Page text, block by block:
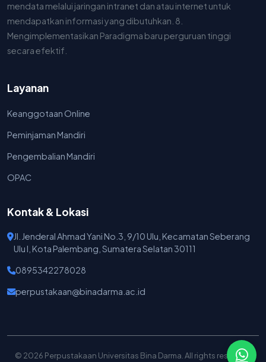
mendata melalui jaringan intranet dan atau internet untuk
mendapatkan informasi yang dibutuhkan. 8.
Mengimplementasikan Paradigma baru perguruan tinggi
secara efektif.
Layanan
Keanggotaan Online
Peminjaman Mandiri
Pengembalian Mandiri
OPAC
Kontak & Lokasi
Jl. Jenderal Ahmad Yani No.3, 9/10 Ulu, Kecamatan Seberang
Ulu I, Kota Palembang, Sumatera Selatan 30111
0895342278028
perpustakaan@binadarma.ac.id
© 2026 Perpustakaan Universitas Bina Darma. All rights reserved.